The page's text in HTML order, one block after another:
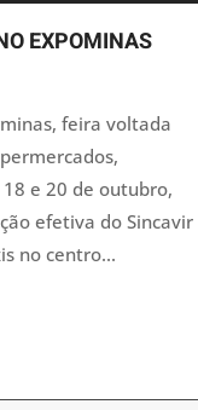
EXPOMINAS
feira voltada
e 20 de outubro,
efetiva do Sincavir
no centro...